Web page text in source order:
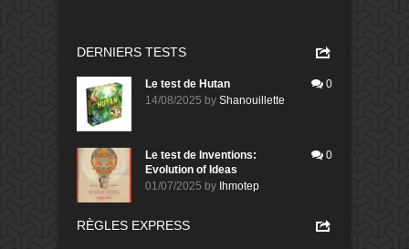
DERNIERS TESTS
Le test de Hutan
14/08/2025 by Shanouillette
0
Le test de Inventions:
Evolution of Ideas
01/07/2025 by Ihmotep
0
RÈGLES EXPRESS